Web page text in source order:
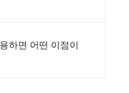
하면 어떤 이점이